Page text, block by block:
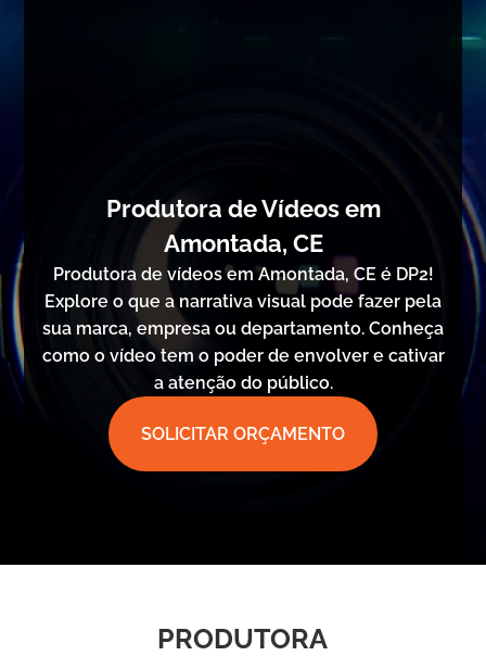
Produtora de Vídeos em
Amontada, CE
Produtora de vídeos em Amontada, CE é DP2!
Explore o que a narrativa visual pode fazer pela
sua marca, empresa ou departamento. Conheça
como o vídeo tem o poder de envolver e cativar
a atenção do público.
SOLICITAR ORÇAMENTO
PRODUTORA